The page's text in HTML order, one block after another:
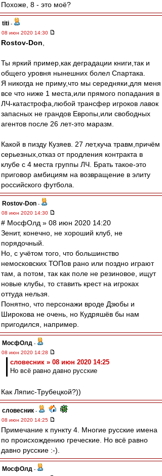
Похоже, 8 - это моё?
titi -
08 июн 2020 14:30
Rostov-Don
Ты яркий пример,как деградации книги,так и
общего уровня нынешних болел Спартака.
Я никогда не приму,что мы середняки,для меня
все что ниже 1 места,или прямого попадания в
ЛЧ-катастрофа,любой трансфер игроков лавок
запасных не грандов Европы,или свободных
агентов после 26 лет-это маразм.
Какой в пизду Кузяев. 27 лет,куча травм,причём
серьезных,отказ от продления контракта в
клубе с 4 места группы ЛЧ. Брать такое-это
приговор амбициям на возвращение в элиту
российского футбола.
Rostov-Don -
08 июн 2020 14:30
# МосфОлд » 08 июн 2020 14:20
Зенит, конечно, не хороший клуб, не
порядочный.
Но, с учётом того, что большинство
немосковских ТОПов рано или поздно играют
там, а потом, так как поле не резиновое, ищут
новые клубы, то ставить крест на игроках
оттуда нельзя.
Понятно, что персонажи вроде Дзюбы и
Широкова не очень, но Кудряшёв бы нам
пригодился, например.
МосфОлд -
08 июн 2020 14:28
словесник » 08 июн 2020 14:25
Но всё равно давно русские
Как Ляпис-Трубецкой?))
словесник -
08 июн 2020 14:25
Примечание к пункту 4. Многие русские имена
по происхождению греческие. Но всё равно
давно русские :-).
МосфОлд -